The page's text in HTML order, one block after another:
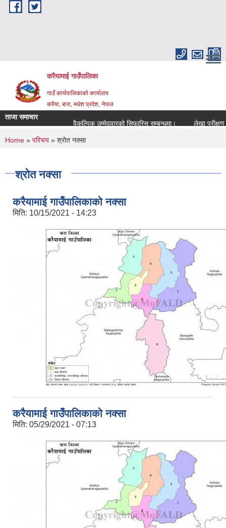
Skip to main content
करैयामाई गाउँपालिका
गाउँ कार्यपालिकाको कार्यालय
करैया, बारा, मधेश प्रदेश, नेपाल
ताजा समाचार
वैकल्पिक उम्मेदवारको सिफारिस सम्बन्धमा।
लेखा परीक्षण
You are here
Home » परिचय » श्रोत नक्सा
श्रोत नक्सा
करैयामाई गाउँपालिकाको नक्सा
मिति: 10/15/2021 - 14:23
करैयामाई गाउँपालिकाको नक्सा
मिति: 05/29/2021 - 07:13